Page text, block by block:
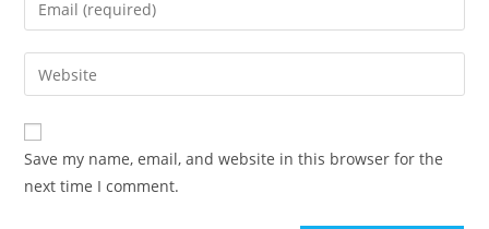
comment
your
email
address
comment
Enter
your
website
URL
(optional)
Save my name, email, and website in this browser for the
next time I comment.